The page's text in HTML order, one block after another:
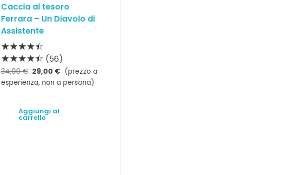
Caccia al tesoro
Ferrara – Un Diavolo di
Assistente
(56)
34,00€ 29,00 € (prezzo a
esperienza, non a persona)
Aggiungi al
carrello